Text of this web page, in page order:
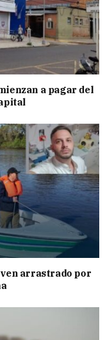
a pagar del
arrastrado por